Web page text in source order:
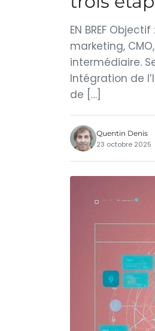
EN BREF
marketing,
intermédiaire.
Intégration de
de […]
Quentin Denis
23 octobre 2025